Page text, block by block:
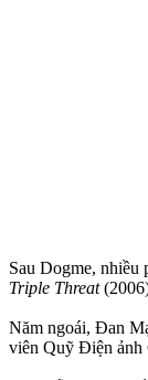
Sau Dogme, nhiều
Triple Threat
Năm ngoái, Đan
viên Quỹ Điện ảnh